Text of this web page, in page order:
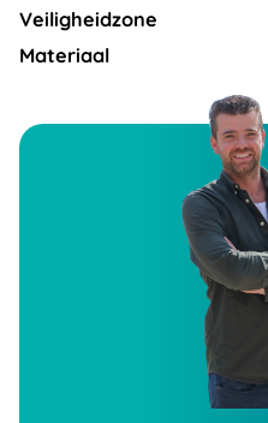
Veiligheidzone
Materiaal